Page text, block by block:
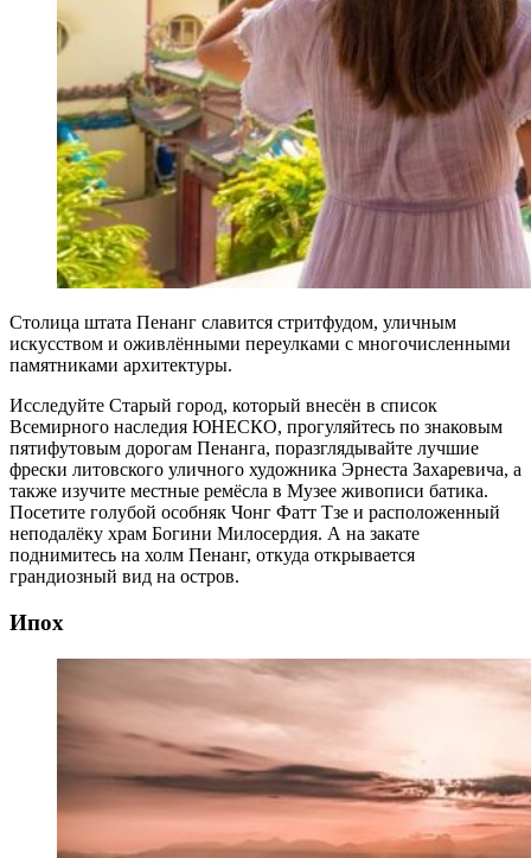
Столица штата Пенанг славится стритфудом, уличным
искусством и оживлёнными переулками с многочисленными
памятниками архитектуры.
Исследуйте Старый город, который внесён в список
Всемирного наследия ЮНЕСКО, прогуляйтесь по знаковым
пятифутовым дорогам Пенанга, поразглядывайте лучшие
фрески литовского уличного художника Эрнеста Захаревича, а
также изучите местные ремёсла в Музее живописи батика.
Посетите голубой особняк Чонг Фатт Тзе и расположенный
неподалёку храм Богини Милосердия. А на закате
поднимитесь на холм Пенанг, откуда открывается
грандиозный вид на остров.
Ипох